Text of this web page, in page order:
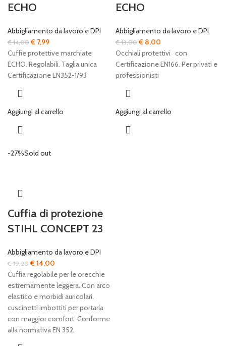
ECHO
Abbigliamento da lavoro e DPI
€14,00Il
prezzo
originale
era:
€ 7,99Il
prezzo
attuale
è:
Cuffie protettive marchiate
ECHO. Regolabili. Taglia unica
Certificazione EN352-1/93
Aggiungi al carrello
ECHO
Abbigliamento da lavoro e DPI
€13,00Il
prezzo
originale
era:
€ 8,00
prezzo
attuale
Occhiali protettivi con
Certificazione EN166. Per privati e
professionisti
Aggiungi al carrello
-27%Sold out
Cuffia di protezione
STIHL CONCEPT 23
Abbigliamento da lavoro e DPI
€19,20Il
prezzo
originale
era:
€ 19,20.
€14,00
prezzo
attuale
è:
€ 14,00.
Cuffia regolabile per le orecchie
estremamente leggera. Con arco
elastico e morbidi auricolari.
cuscinetti imbottiti per portarla
con maggior comfort. Conforme
alla normativa EN 352.